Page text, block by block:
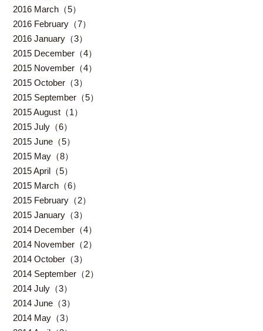
2016 March（5）
2016 February（7）
2016 January（3）
2015 December（4）
2015 November（4）
2015 October（3）
2015 September（5）
2015 August（1）
2015 July（6）
2015 June（5）
2015 May（8）
2015 April（5）
2015 March（6）
2015 February（2）
2015 January（3）
2014 December（4）
2014 November（2）
2014 October（3）
2014 September（2）
2014 July（3）
2014 June（3）
2014 May（3）